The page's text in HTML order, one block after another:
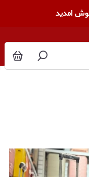
خوش امدید